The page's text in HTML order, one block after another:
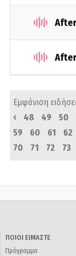
Εμφάνιση
‹
48 49 50
59
60 61 62
70
71 72 73
ΠΟΙΟΙ ΕΙΜΑΣΤΕ
Πρόγραμμα